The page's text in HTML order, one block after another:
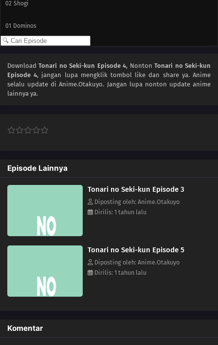
02 Shogi
01 Dominos
DownloadTonari no Seki-kun Episode 4, NontonTonari no Seki-kun
Episode 4, jangan lupa mengklik tombol like dan share ya. Anime
selalu update di Anime.Otakuyo. Jangan lupa nonton update anime
lainnya ya.
Episode Lainnya
Tonari no Seki-kun Episode 3
Diposting oleh: Anime.Otakuyo
Dirilis: 1 tahun lalu
Tonari no Seki-kun Episode 5
Diposting oleh: Anime.Otakuyo
Dirilis: 1 tahun lalu
Komentar